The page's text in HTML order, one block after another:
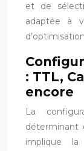
et de
adaptée à
: TTL,
encore
La
déterminant
implique